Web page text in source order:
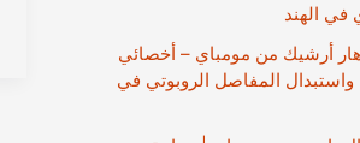
في الهند
أرشيك من مومباي – أخصائي
واستبدال المفاصل الروبوتي في